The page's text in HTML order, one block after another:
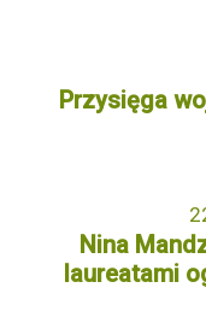
Przysięga
Nina
laureatami